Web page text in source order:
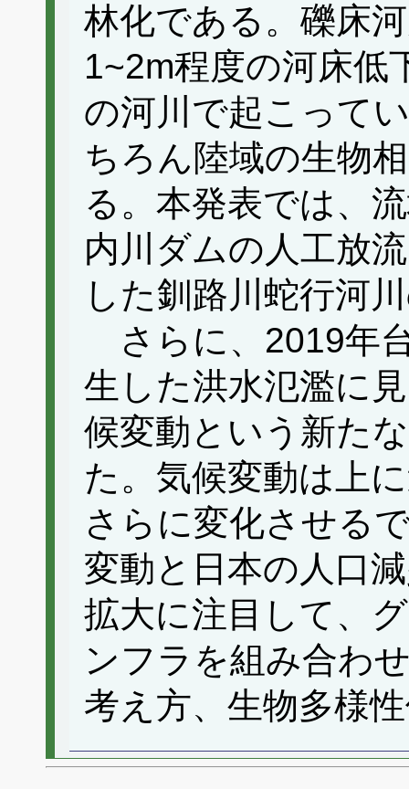
林化である。礫床
1~2m程度の河床低
の河川で起こって
ちろん陸域の生物
る。本発表では、
内川ダムの人工放
した釧路川蛇行河
さらに、2019年
生した洪水氾濫に
候変動という新た
た。気候変動は上
さらに変化させる
変動と日本の人口
拡大に注目して、
ンフラを組み合わ
考え方、生物多様